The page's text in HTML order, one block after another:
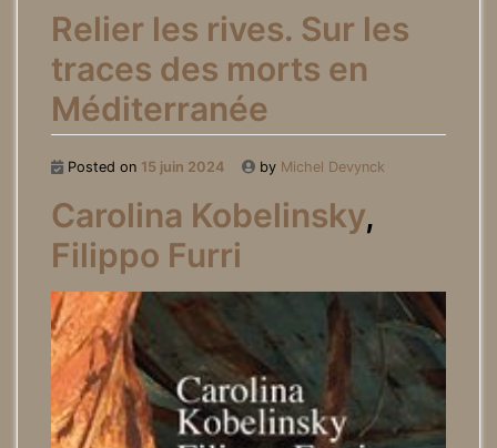
Relier les rives. Sur les
traces des morts en
Méditerranée
Posted on 15 juin 2024 by Michel Devynck
Carolina Kobelinsky,
Filippo Furri